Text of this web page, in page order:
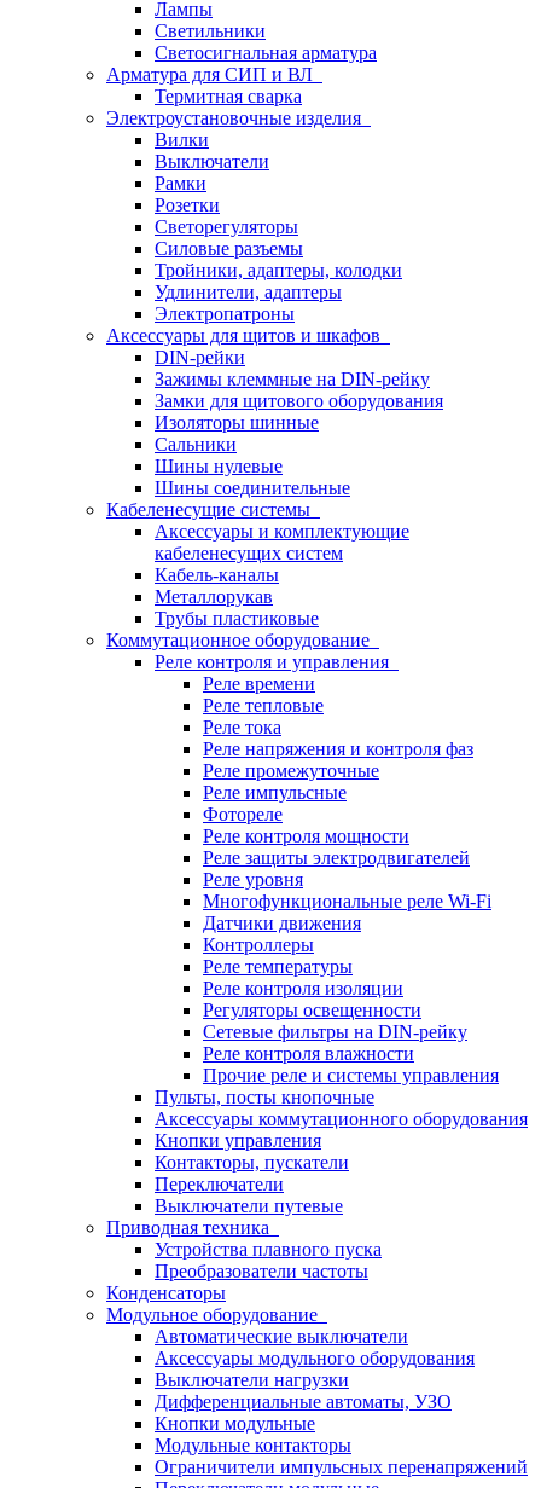
Лампы
Светильники
Светосигнальная арматура
Арматура для СИП и ВЛ
Термитная сварка
Электроустановочные изделия
Вилки
Выключатели
Рамки
Розетки
Светорегуляторы
Силовые разъемы
Тройники, адаптеры, колодки
Удлинители, адаптеры
Электропатроны
Аксессуары для щитов и шкафов
DIN-рейки
Зажимы клеммные на DIN-рейку
Замки для щитового оборудования
Изоляторы шинные
Сальники
Шины нулевые
Шины соединительные
Кабеленесущие системы
Аксессуары и комплектующие
кабеленесущих систем
Кабель-каналы
Металлорукав
Трубы пластиковые
Коммутационное оборудование
Реле контроля и управления
Реле времени
Реле тепловые
Реле тока
Реле напряжения и контроля фаз
Реле промежуточные
Реле импульсные
Фотореле
Реле контроля мощности
Реле защиты электродвигателей
Реле уровня
Многофункциональные реле Wi-Fi
Датчики движения
Контроллеры
Реле температуры
Реле контроля изоляции
Регуляторы освещенности
Сетевые фильтры на DIN-рейку
Реле контроля влажности
Прочие реле и системы управления
Пульты, посты кнопочные
Аксессуары коммутационного оборудования
Кнопки управления
Контакторы, пускатели
Переключатели
Выключатели путевые
Приводная техника
Устройства плавного пуска
Преобразователи частоты
Конденсаторы
Модульное оборудование
Автоматические выключатели
Аксессуары модульного оборудования
Выключатели нагрузки
Дифференциальные автоматы, УЗО
Кнопки модульные
Модульные контакторы
Ограничители импульсных перенапряжений